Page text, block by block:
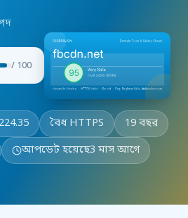
/ 100
বৈধ HTTPS
19 বছর
আপডেট হয়েছে3 মাস আগে